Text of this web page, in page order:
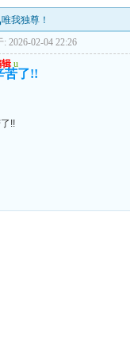
我独尊！
: 2026-02-04 22:26
辑 u
苦了!!
!!